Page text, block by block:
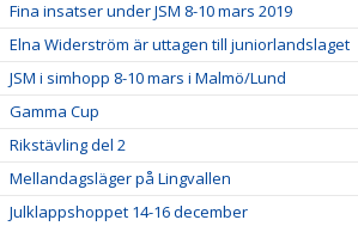
Fina insatser under JSM 8-10 mars 2019
Elna Widerström är uttagen till juniorlandslaget
JSM i simhopp 8-10 mars i Malmö/Lund
Gamma Cup
Rikstävling del 2
Mellandagsläger på Lingvallen
Julklappshoppet 14-16 december